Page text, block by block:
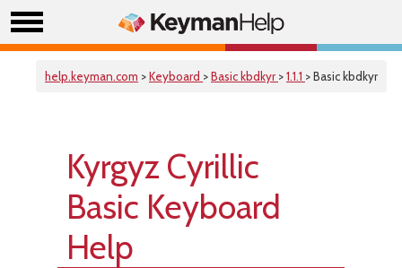
help.keyman.com >Keyboard >Basic kbdkyr >1.1.1 > Basic kbdkyr
Kyrgyz Cyrillic
Basic Keyboard
Help